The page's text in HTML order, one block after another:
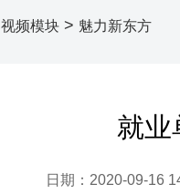
视频模块 > 魅力新东方
就
日期：2020-09-16